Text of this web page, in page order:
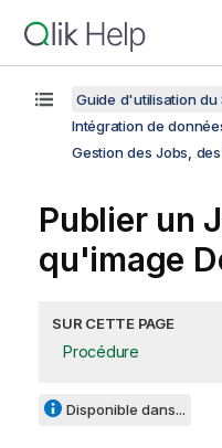
Guide d'utilisation du
Intégration de
Gestion des Jobs,
Publier un
qu'image
SUR CETTE PAGE
Procédure
Disponible dans...